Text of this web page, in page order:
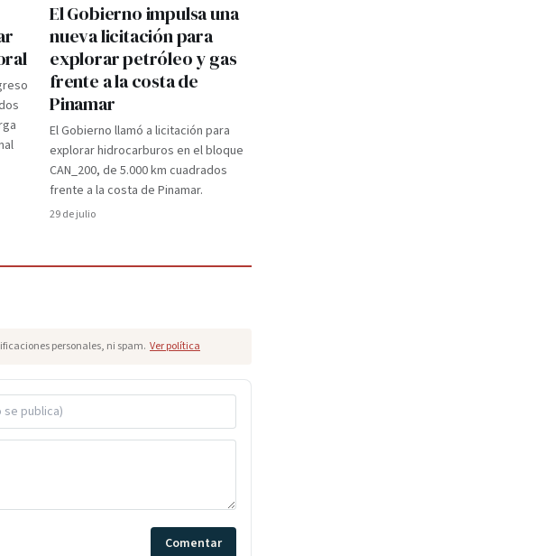
El Gobierno impulsa una
nueva licitación para
explorar petróleo y gas
frente a la costa de
Pinamar
El Gobierno llamó a licitación para
explorar hidrocarburos en el bloque
CAN_200, de 5.000 km cuadrados
frente a la costa de Pinamar.
29 de julio
personales, ni spam. Ver política
Comentar